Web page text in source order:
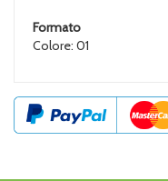
Formato
Colore: 01